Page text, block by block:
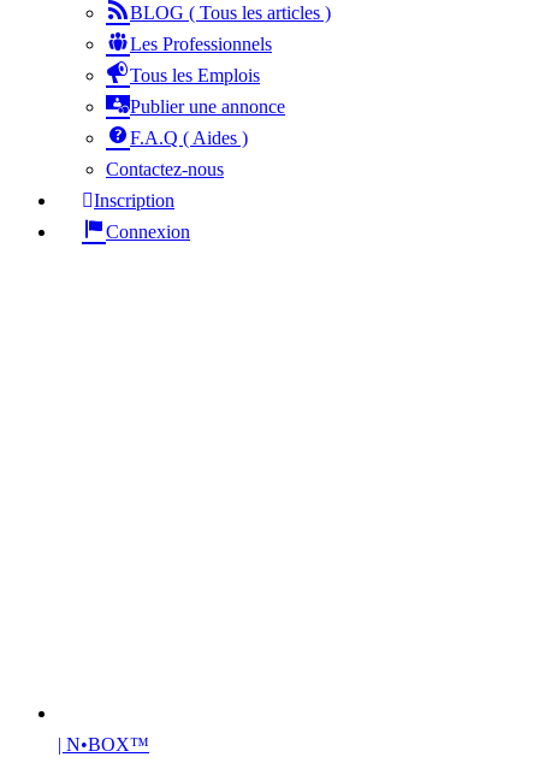
BLOG ( Tous les articles )
Les Professionnels
Tous les Emplois
Publier une annonce
F.A.Q ( Aides )
Contactez-nous
Inscription
Connexion
| N•BOX™